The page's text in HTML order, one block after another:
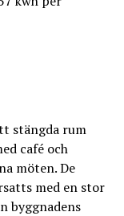
stängda rum
café och
möten. De
med en stor
byggnadens